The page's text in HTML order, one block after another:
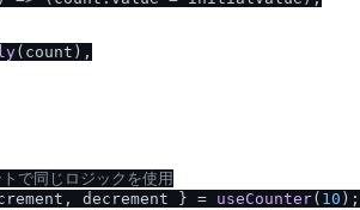
(count),
で同じロジックを使用
decrement } = useCounter( 10